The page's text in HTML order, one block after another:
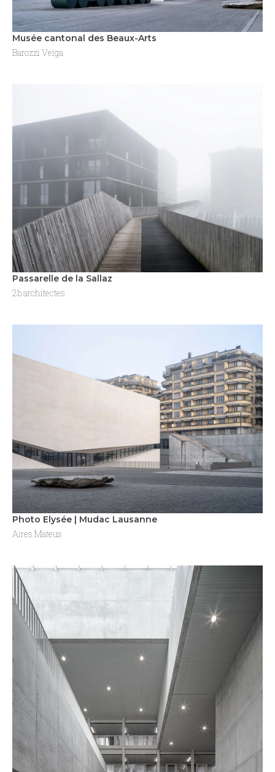
Musée cantonal des Beaux-Arts
Barozzi Veiga
Passarelle de la Sallaz
2b architectes
Photo Elysée | Mudac Lausanne
Aires Mateus